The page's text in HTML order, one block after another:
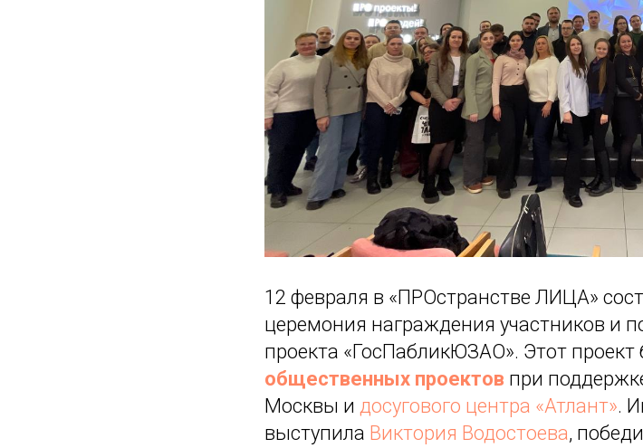
12 февраля в «ПРОстранстве ЛИЦА»
церемония награждения участников и
проекта «ГосПабликЮЗАО». Этот проект
общественных проектов при
Москвы и досугового центра «Атлант».
выступила Виктория Водостоева,